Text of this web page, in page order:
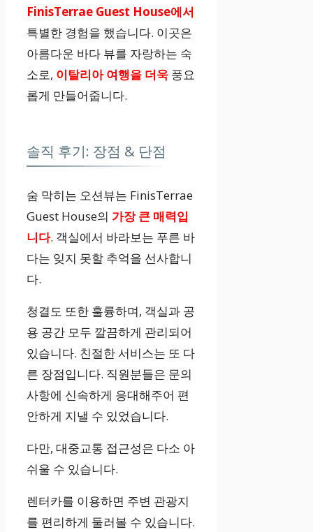
FinisTerrae Guest House에서
특별한 경험을 했습니다. 이곳은
아름다운 바다 뷰를 자랑하는 숙
소로, 이탈리아 여행을 더욱 풍요
롭게 만들어줍니다.
솔직 후기: 장점 & 단점
숨 막히는 오션뷰는 FinisTerrae
Guest House의 가장 큰 매력입
니다. 객실에서 바라보는 푸른 바
다는 잊지 못할 추억을 선사합니
다.
청결도 또한 훌륭하며, 객실과 공
용 공간 모두 깔끔하게 관리되어
있습니다. 친절한 서비스는 또 다
른 장점입니다. 직원분들은 문의
사항에 신속하게 응대해주어 편
안하게 지낼 수 있었습니다.
다만, 대중교통 접근성은 다소 아
쉬울 수 있습니다.
렌터카를 이용하면 주변 관광지
를 편리하게 둘러볼 수 있습니다.